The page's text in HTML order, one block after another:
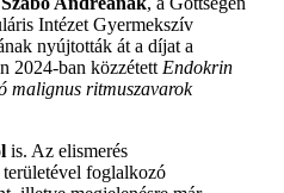
Intézet Gyermekszív
nyújtották át a díjat a
2024-ban közzétett Endokrin
malignus ritmuszavarok
is. Az elismerés
területével foglalkozó